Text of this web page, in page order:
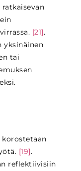
[21].
tai
[19].
reflektiivisiin